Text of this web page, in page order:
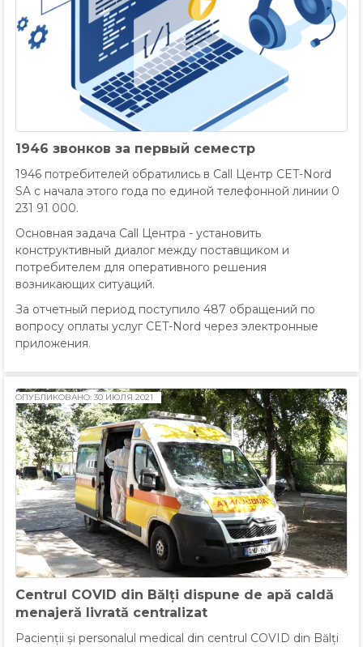
1946 звонков за первый семестр
1946 потребителей обратились в Call Центр CET-Nord
SA с начала этого года по единой телефонной линии 0
231 91 000.
Основная задача Call Центра - установить
конструктивный диалог между поставщиком и
потребителем для оперативного решения
возникающих ситуаций.
За отчетный период поступило 487 обращений по
вопросу оплаты услуг CET-Nord через электронные
приложения.
Centrul COVID din Bălți dispune de apă caldă
menajeră livrată centralizat
ОПУБЛИКОВАНО: 30 ИЮЛЯ 2021
Pacienții și personalul medical din centrul COVID din Bălți